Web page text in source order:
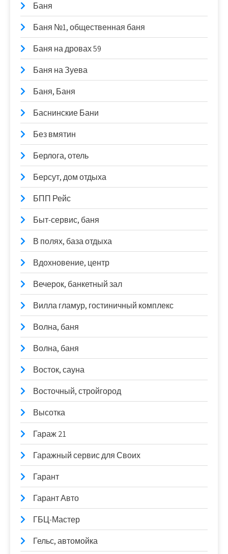
Баня
Баня №1, общественная баня
Баня на дровах 59
Баня на Зуева
Баня, Баня
Баснинские Бани
Без вмятин
Берлога, отель
Берсут, дом отдыха
БПП Рейс
Быт-сервис, баня
В полях, база отдыха
Вдохновение, центр
Вечерок, банкетный зал
Вилла гламур, гостиничный комплекс
Волна, баня
Волна, баня
Восток, сауна
Восточный, стройгород
Высотка
Гараж 21
Гаражный сервис для Своих
Гарант
Гарант Авто
ГБЦ-Мастер
Гельс, автомойка